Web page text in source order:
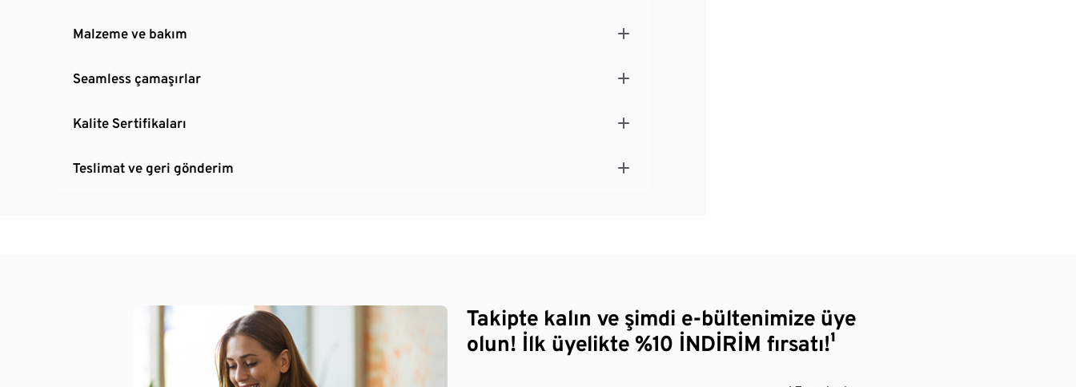
Malzeme ve bakım
Seamless çamaşırlar
Kalite Sertifikaları
Teslimat ve geri gönderim
Takipte kalın ve şimdi e-bültenimize üye
olun! İlk üyelikte %10 İNDİRİM fırsatı!¹